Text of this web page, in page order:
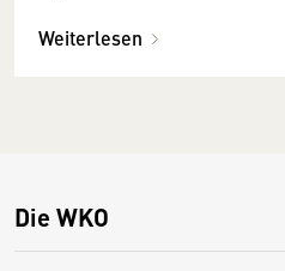
Weiterlesen
Die WKO